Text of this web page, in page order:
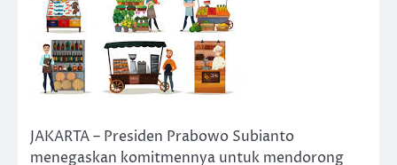
JAKARTA – Presiden Prabowo Subianto
menegaskan komitmennya untuk mendorong